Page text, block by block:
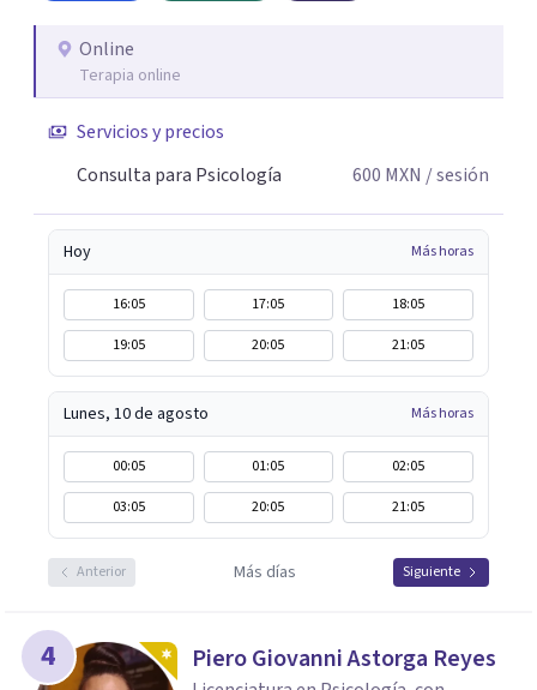
Online
Terapia online
Servicios y precios
Consulta para Psicología
600 MXN / sesión
Hoy Más horas
16:05 17:05
18:05
19:05
20:05 21:05
Lunes, 10 de agosto Más horas
00:05 01:05
02:05
03:05
20:05 21:05
Anterior Más días Siguiente
4 Piero Giovanni Astorga Reyes